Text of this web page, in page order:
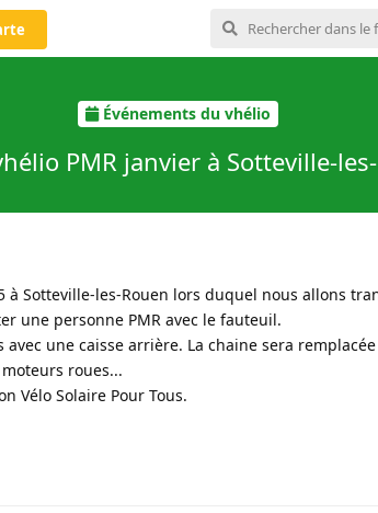
Événements du vhélio
PMR janvier à Sotteville-
Sotteville-les-Rouen lors duquel nous allons
une personne PMR avec le fauteuil.
une caisse arrière. La chaine sera
roues...
Vélo Solaire Pour Tous.